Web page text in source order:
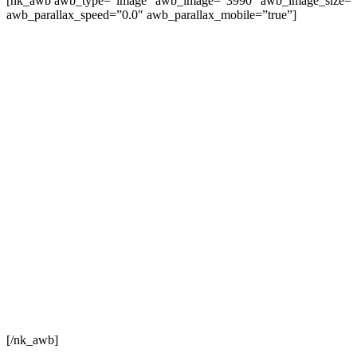
awb_parallax_speed=”0.0″ awb_parallax_mobile=”true”]
[/nk_awb]